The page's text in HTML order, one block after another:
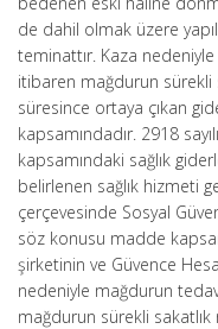
de dahil olmak üzere
teminattır. Kaza
itibaren mağdurun
süresince ortaya çıkan
kapsamındadır. 2918
kapsamındaki sağlık
belirlenen sağlık hizmeti
çerçevesinde Sosyal
söz konusu madde
şirketinin ve Güvence
nedeniyle mağdurun
mağdurun sürekli